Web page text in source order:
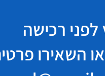
לפני רכישה
או השאירו